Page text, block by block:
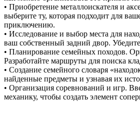
• Приобретение металлоискателя и
выберите ту, которая подходит для
приключению.
• Исследование и выбор места для
ваш собственный задний двор.
• Планирование семейных походов.
Разработайте маршруты для поиска
• Создание семейного словаря
найденные предметы и узнавая их
• Организация соревнований и игр.
механику, чтобы создать элемент